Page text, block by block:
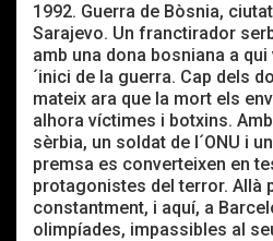
1992. Guerra de Bòsnia,
Sarajevo. Un franctirador
amb una dona bosniana a
´inici de la guerra. Cap dels
mateix ara que la mort els
alhora víctimes i botxins.
sèrbia, un soldat de l´ONU i
premsa es converteixen en
protagonistes del terror. Allà
constantment, i aquí, a
olimpíades, impassibles al